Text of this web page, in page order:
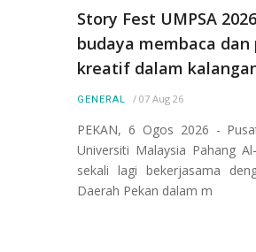
Story Fest UMPSA
budaya membaca
kreatif dalam
GENERAL / 07 Aug 26
PEKAN, 6 Ogos 2026 -
Universiti Malaysia Pahang
sekali lagi bekerjasama
Daerah Pekan dalam m